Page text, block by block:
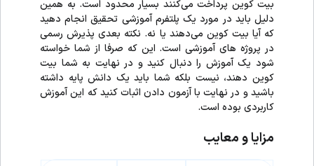
بیت کوین پرداخت می‌کنند بسیار محدود است. به همین
دلیل باید در مورد یک پلتفرم آموزشی تحقیق انجام دهید
که آیا بیت کوین می‌دهند یا نه. نکته بعدی پذیرش رسمی
در پروژه های آموزشی است. این که صرفا از شما خواسته
شود یک آموزش را دنبال کنید و در نهایت به شما بیت
کوین دهند، نیست بلکه شما باید یک دانش پایه داشته
باشید و در نهایت با آزمون دادن اثبات کنید که این آموزش
کاربردی بوده است.
مزایا و معایب